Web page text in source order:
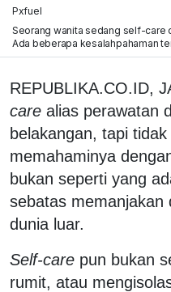
Pxfuel
Seorang wanita sedang self-care
Ada beberapa kesalahpahaman
REPUBLIKA.CO.ID,
care alias perawatan
belakangan, tapi
memahaminya
bukan seperti yang
sebatas memanjakan
dunia luar.
Self-care pun bukan
rumit, atau